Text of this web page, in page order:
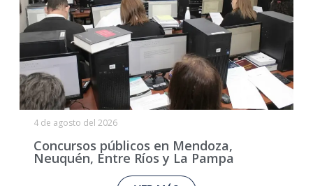
4 de agosto del 2026
Concursos públicos en Mendoza,
Neuquén, Entre Ríos y La Pampa